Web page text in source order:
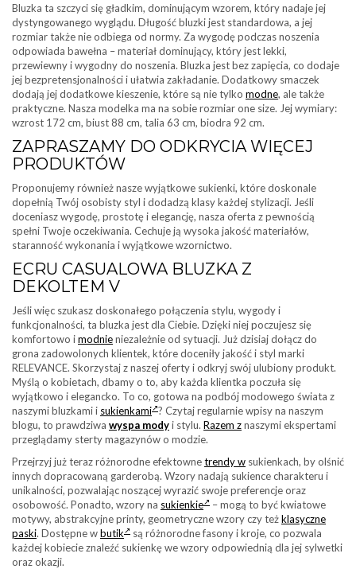
Bluzka ta szczyci się gładkim, dominującym wzorem, który nadaje jej
dystyngowanego wyglądu. Długość bluzki jest standardowa, a jej
rozmiar także nie odbiega od normy. Za wygodę podczas noszenia
odpowiada bawełna – materiał dominujący, który jest lekki,
przewiewny i wygodny do noszenia. Bluzka jest bez zapięcia, co dodaje
jej bezpretensjonalności i ułatwia zakładanie. Dodatkowy smaczek
dodają jej dodatkowe kieszenie, które są nie tylko modne, ale także
praktyczne. Nasza modelka ma na sobie rozmiar one size. Jej wymiary:
wzrost 172 cm, biust 88 cm, talia 63 cm, biodra 92 cm.
ZAPRASZAMY DO ODKRYCIA WIĘCEJ
PRODUKTÓW
Proponujemy również nasze wyjątkowe sukienki, które doskonale
dopełnią Twój osobisty styl i dodadzą klasy każdej stylizacji. Jeśli
doceniasz wygodę, prostotę i elegancję, nasza oferta z pewnością
spełni Twoje oczekiwania. Cechuje ją wysoka jakość materiałów,
staranność wykonania i wyjątkowe wzornictwo.
ECRU CASUALOWA BLUZKA Z
DEKOLTEM V
Jeśli więc szukasz doskonałego połączenia stylu, wygody i
funkcjonalności, ta bluzka jest dla Ciebie. Dzięki niej poczujesz się
komfortowo imodnieniezależnie od sytuacji. Już dzisiaj dołącz do
grona zadowolonych klientek, które doceniły jakość i styl marki
RELEVANCE. Skorzystaj z naszej oferty i odkryj swój ulubiony produkt.
Myślą o kobietach, dbamy o to, aby każda klientka poczuła się
wyjątkowo i elegancko. To co, gotowa na podbój modowego świata z
naszymi bluzkami i sukienkami ? Czytaj regularnie wpisy na naszym
blogu, to prawdziwa wyspa modyi stylu. Razem znaszymi ekspertami
przeglądamy sterty magazynów o modzie.
Przejrzyj już teraz różnorodne efektownetrendy w sukienkach, by olśnić
innych dopracowaną garderobą. Wzory nadają sukience charakteru i
unikalności, pozwalając noszącej wyrazić swoje preferencje oraz
osobowość. Ponadto, wzory na sukienkie
– mogą to być kwiatowe
motywy, abstrakcyjne printy, geometryczne wzory czy teżklasyczne
paski. Dostępne wbutik
są różnorodne fasony i kroje, co pozwala
każdej kobiecie znaleźć sukienkę we wzory odpowiednią dla jej sylwetki
oraz okazji.